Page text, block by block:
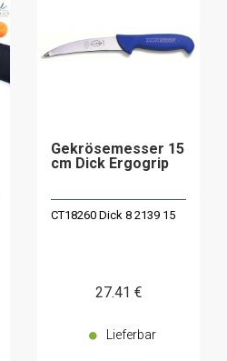
Gekrösemesser 15
cm Dick Ergogrip
CT18260 Dick 8 2139 15
27.41 €
Lieferbar